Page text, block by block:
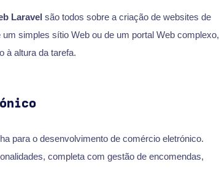
Laravel são todos sobre a criação de websites de
simples sítio Web ou de um portal Web complexo,
à altura da tarefa.
para o desenvolvimento de comércio eletrónico.
completa com gestão de encomendas,